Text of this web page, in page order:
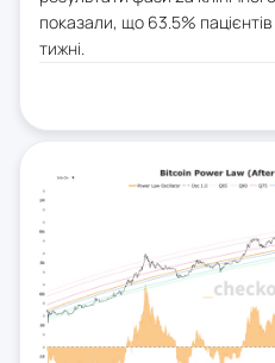
показали, що 63.5%
тижні.